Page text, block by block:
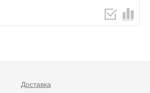
Доставка